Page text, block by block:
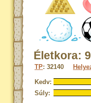
Életkora:
TP: 32140
Kedv:
Súly: